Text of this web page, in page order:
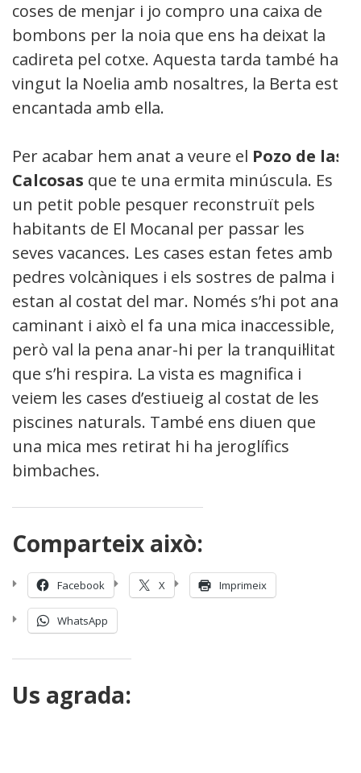
coses de menjar i jo compro una caixa de
bombons per la noia que ens ha deixat la
cadireta pel cotxe. Aquesta tarda també ha
vingut la Noelia amb nosaltres, la Berta esta
encantada amb ella.
Per acabar hem anat a veure el Pozo de las
Calcosas que te una ermita minúscula. Es
un petit poble pesquer reconstruït pels
habitants de El Mocanal per passar les
seves vacances. Les cases estan fetes amb
pedres volcàniques i els sostres de palma i
estan al costat del mar. Només s’hi pot anar
caminant i això el fa una mica inaccessible,
però val la pena anar-hi per la tranquil·litat
que s’hi respira. La vista es magnifica i
veiem les cases d’estiueig al costat de les
piscines naturals. També ens diuen que
una mica mes retirat hi ha jeroglífics
bimbaches.
Comparteix això:
Facebook X Imprimeix
WhatsApp
Us agrada: